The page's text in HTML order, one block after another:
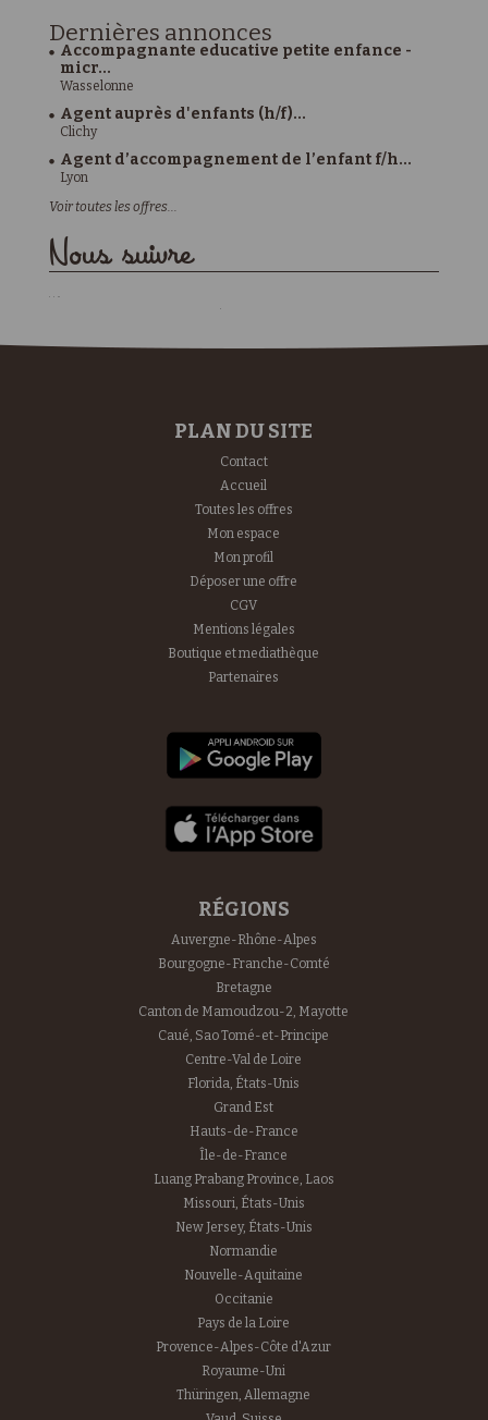
Dernières annonces
Accompagnante educative petite enfance -
micr...
Wasselonne
Agent auprès d'enfants (h/f)...
Clichy
Agent d’accompagnement de l’enfant f/h...
Lyon
Voir toutes les offres...
Nous suivre
PLAN DU SITE
Contact
Accueil
Toutes les offres
Mon espace
Mon profil
Déposer une offre
CGV
Mentions légales
Boutique et mediathèque
Partenaires
RÉGIONS
Auvergne-Rhône-Alpes
Bourgogne-Franche-Comté
Bretagne
Canton de Mamoudzou-2, Mayotte
Caué, Sao Tomé-et-Principe
Centre-Val de Loire
Florida, États-Unis
Grand Est
Hauts-de-France
Île-de-France
Luang Prabang Province, Laos
Missouri, États-Unis
New Jersey, États-Unis
Normandie
Nouvelle-Aquitaine
Occitanie
Pays de la Loire
Provence-Alpes-Côte d'Azur
Royaume-Uni
Thüringen, Allemagne